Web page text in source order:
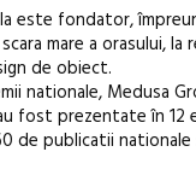
este fondator,
mare a orasului,
de obiect.
nationale, Medusa
fost prezentate în 12
de publicatii nationale